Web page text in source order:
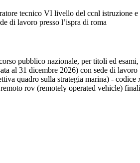
tecnico VI livello del ccnl istruzione
di lavoro presso l’ispra di roma
pubblico nazionale, per titoli ed
al 31 dicembre 2026) con sede di
quadro sulla strategia marina) -
rov (remotely operated vehicle)